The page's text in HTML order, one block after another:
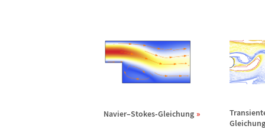
Navier–Stokes-Gleichung
Gleichung